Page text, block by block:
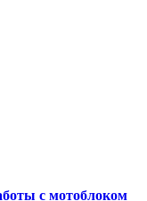
с мотоблоком